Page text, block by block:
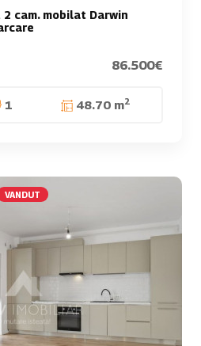
cam. mobilat Darwin
86.500€
1 48.70 m2
VANDUT